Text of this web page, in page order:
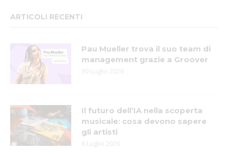
ARTICOLI RECENTI
Pau Mueller trova il suo team di
management grazie a Groover
30 Luglio 2026
Il futuro dell’IA nella scoperta
musicale: cosa devono sapere
gli artisti
6 Luglio 2026